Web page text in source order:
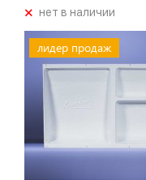
+нет в наличии
лидер продаж